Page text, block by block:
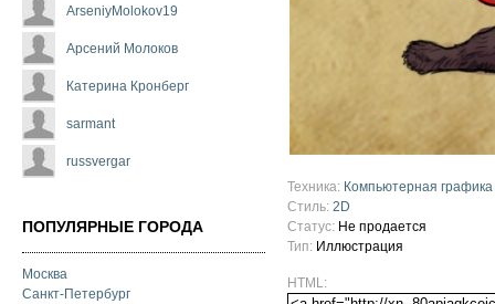
ArseniyMolokov19
Арсений Молоков
Катерина Кронберг
sarmant
russvergar
ПОПУЛЯРНЫЕ ГОРОДА
Москва
Санкт-Петербург
Техника: Компьютерная графика
Стиль: 2D
Статус: Не продается
Тип: Иллюстрация
HTML: